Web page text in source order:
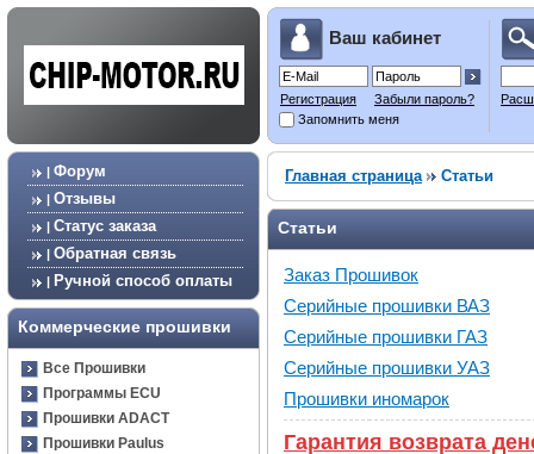
Ваш кабинет
Регистрация
Забыли пароль?
Запомнить меня
| Форум
| Отзывы
| Статус заказа
| Обратная связь
| Ручной способ оплаты
Коммерческие прошивки
Все Прошивки
Программы ECU
Прошивки ADACT
Прошивки Paulus
Главная страница Статьи
Статьи
Заказ Прошивок
Серийные прошивки ВАЗ
Серийные прошивки ГАЗ
Серийные прошивки УАЗ
Прошивки иномарок
Гарантия возврата